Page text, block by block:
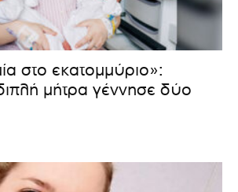
στο εκατομμύριο»:
μήτρα γέννησε δύο